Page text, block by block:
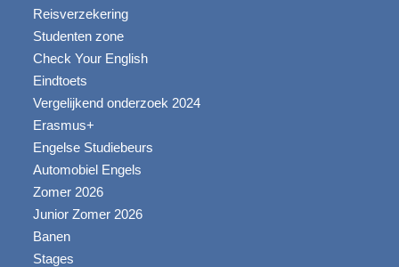
Reisverzekering
Studenten zone
Check Your English
Eindtoets
Vergelijkend onderzoek 2024
Erasmus+
Engelse Studiebeurs
Automobiel Engels
Zomer 2026
Junior Zomer 2026
Banen
Stages